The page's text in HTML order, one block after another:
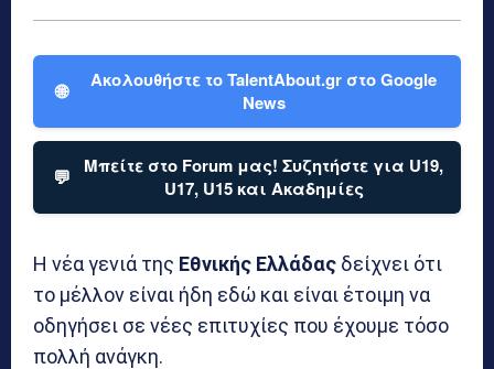
🌐
Ακολουθήστε το TalentAbout.gr στο Google
News
💬
Μπείτε στο Forum μας! Συζητήστε για U19,
U17, U15 και Ακαδημίες
Η νέα γενιά της Εθνικής Ελλάδας δείχνει ότι
το μέλλον είναι ήδη εδώ και είναι έτοιμη να
οδηγήσει σε νέες επιτυχίες που έχουμε τόσο
πολλή ανάγκη.